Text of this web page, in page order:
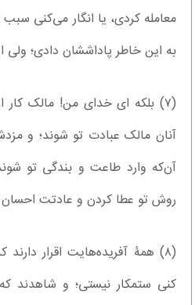
معامله کردی، یا انگار می‌کنی
به این خاطر پاداششان دادی؛ ولی
(۷) بلکه ای خدای من! مالک کار
آنان مالک عبادت تو شوند؛ و
آن‌که وارد طاعت و بندگی تو
روش تو عطا کردن و عادتت
(۸) همۀ آفریده‌هایت اقرار
کنی ستمکار نیستی؛ و شاهدند